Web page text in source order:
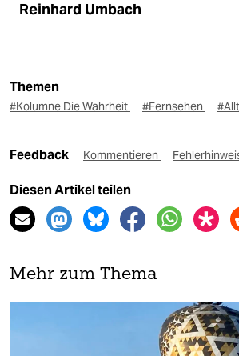
Reinhard Umbach
Themen
#Kolumne Die Wahrheit #Fernsehen
Feedback Kommentieren
Diesen Artikel teilen
Mehr zum Thema